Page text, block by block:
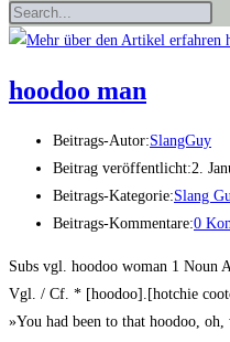
hoo­doo man
Beitrags-Autor:SlangGuy
Beitrag veröffentlicht:2.
Beitrags-Kategorie:Slang
Beitrags-Kommentare:0
Subs vgl. hoodoo woman 1 Noun
Vgl. / Cf. * [hoodoo].[hotchie
»You had been to that hoodoo,